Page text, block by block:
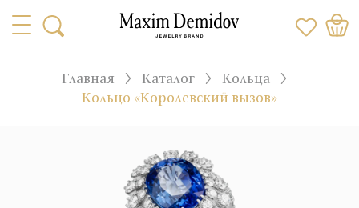
Главная Каталог
Кольца
Кольцо «Королевский вызов»